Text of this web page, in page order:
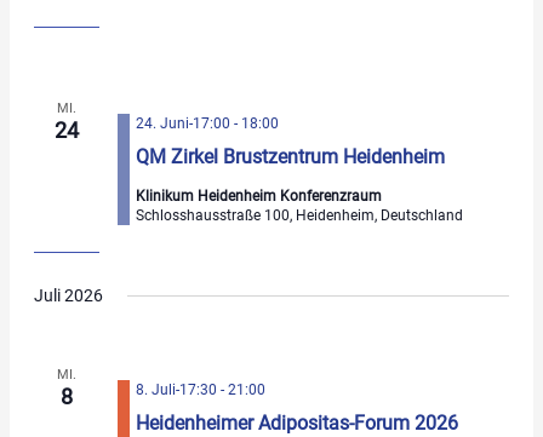
MI.
24
QM Zirkel Brustzentrum Heidenheim
24. Juni-17:00 - 18:00
Klinikum Heidenheim Konferenzraum
Schlosshausstraße 100, Heidenheim, Deutschland
Juli 2026
MI.
8
Heidenheimer Adipositas-Forum 2026
8. Juli-17:30 -21:00